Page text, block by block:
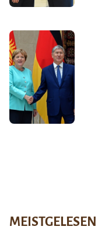
MEISTGELESEN